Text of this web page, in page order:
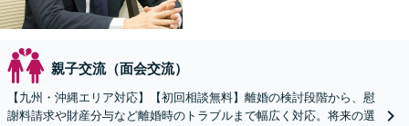
親子交流（面会交流）
【九州・沖縄エリア対応】【初回相談無料】離婚の検討段階から、慰
謝料請求や財産分与など離婚時のトラブルまで幅広く対応。将来の選